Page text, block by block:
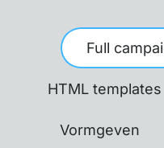
Full
HTML templates
Vormgeven